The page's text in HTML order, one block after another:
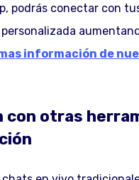
podrás conectar con
información de
con otras